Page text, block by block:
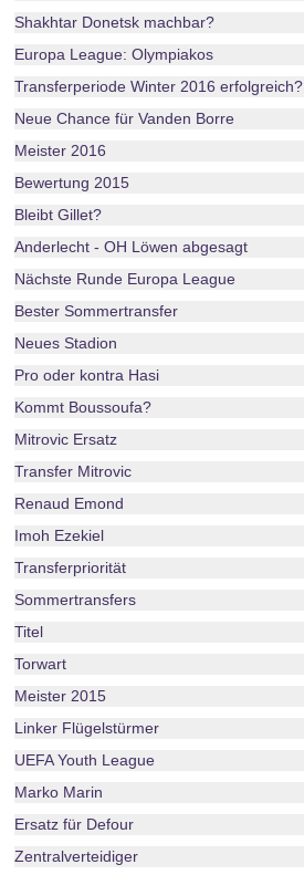
Shakhtar Donetsk machbar?
Europa League: Olympiakos
Transferperiode Winter 2016 erfolgreich?
Neue Chance für Vanden Borre
Meister 2016
Bewertung 2015
Bleibt Gillet?
Anderlecht - OH Löwen abgesagt
Nächste Runde Europa League
Bester Sommertransfer
Neues Stadion
Pro oder kontra Hasi
Kommt Boussoufa?
Mitrovic Ersatz
Transfer Mitrovic
Renaud Emond
Imoh Ezekiel
Transferpriorität
Sommertransfers
Titel
Torwart
Meister 2015
Linker Flügelstürmer
UEFA Youth League
Marko Marin
Ersatz für Defour
Zentralverteidiger